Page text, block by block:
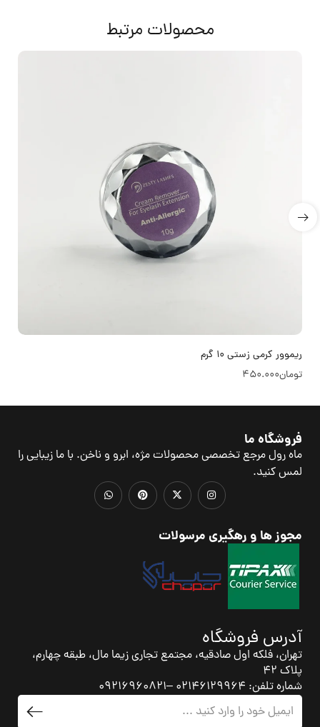
محصولات مرتبط
ریموور کرمی زستی 10 گرم
تومان450.000
فروشگاه ما
ماه رول مرجع تخصصی محصولات مژه، ابرو و ناخن. با ما زیبایی را
لمس کنید.
مجوز ها و رهگیری مرسولات
آدرس فروشگاه
تهران، فلکه اول صادقیه، مجتمع تجاری زیما مال، طبقه چهارم،
پلاک 42
شماره تلفن: 02146129964 –09216960821